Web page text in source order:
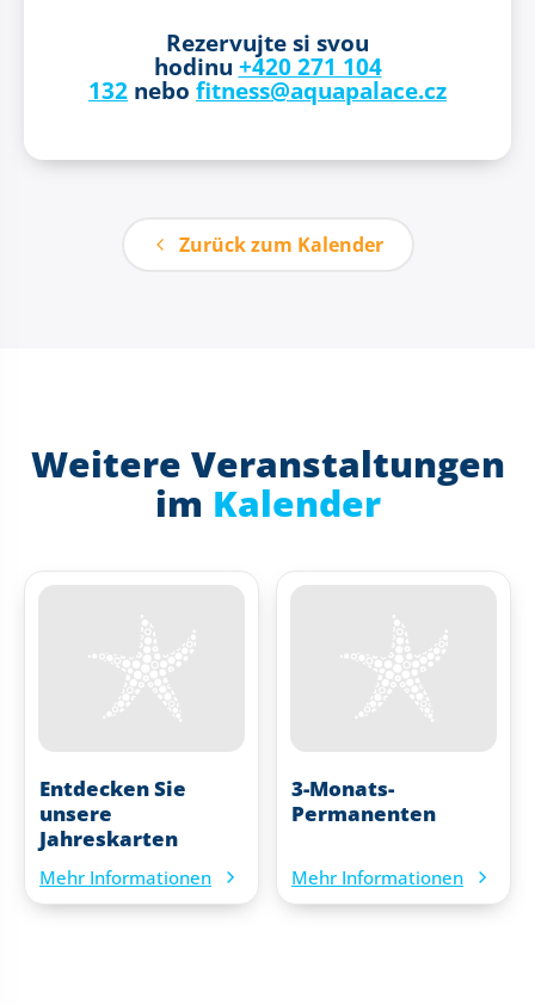
Rezervujte si svou
hodinu +420 271 104
132 nebo fitness@aquapalace.cz
Zurück zum Kalender
Weitere Veranstaltungen
im Kalender
Entdecken Sie
unsere
Jahreskarten
Mehr Informationen
3-Monats-
Permanenten
Mehr Informationen